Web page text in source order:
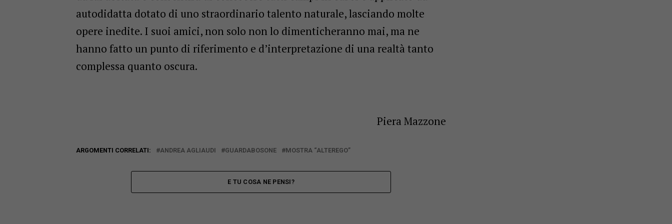
autodidatta dotato di uno straordinario talento naturale, lasciando molte
opere inedite. I suoi amici, non solo non lo dimenticheranno mai, ma ne
hanno fatto un punto di riferimento e d’interpretazione di una realtà tanto
complessa quanto oscura.
Piera Mazzone
ARGOMENTI CORRELATI: ANDREA AGLIAUDI GUARDABOSONE MOSTRA “ALTEREGO”
E TU COSA NE PENSI?